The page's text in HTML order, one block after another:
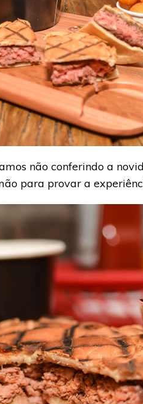
não conferindo a
para provar a